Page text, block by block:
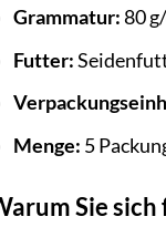
Grammatur:80
Futter:
Menge: 5
Sie